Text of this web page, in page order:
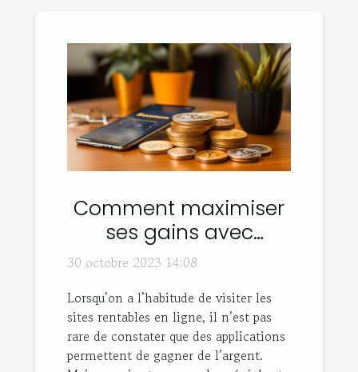
Comment maximiser
ses gains avec
Sweatcoin ?
30 octobre 2023 14:08
Lorsqu’on a l’habitude de visiter les
sites rentables en ligne, il n’est pas
rare de constater que des applications
permettent de gagner de l’argent.